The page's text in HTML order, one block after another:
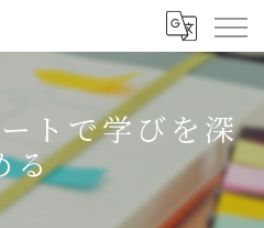
トで学びを深
る